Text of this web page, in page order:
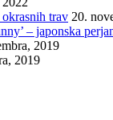
trav 20.
– japonska
2019
2019